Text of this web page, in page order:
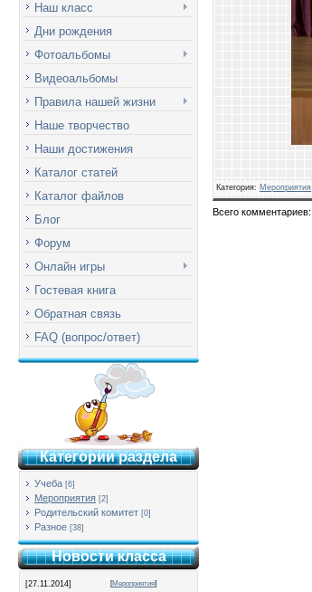
Наш класс
Дни рождения
Фотоальбомы
Видеоальбомы
Правила нашей жизни
Наше творчество
Наши достижения
Каталог статей
Каталог файлов
Блог
Форум
Онлайн игры
Гостевая книга
Обратная связь
FAQ (вопрос/ответ)
Категории раздела
Учеба [6]
Мероприятия [2]
Родительский комитет [0]
Разное [38]
Новости класса
[27.11.2014] [Мероприятия]
Категория: Мероприятия
Всего комментариев: